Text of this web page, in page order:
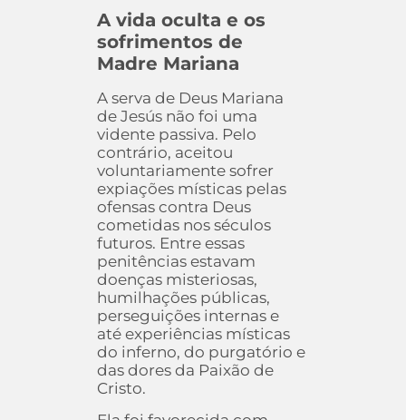
A vida oculta e os
sofrimentos de
Madre Mariana
A serva de Deus Mariana
de Jesús não foi uma
vidente passiva. Pelo
contrário, aceitou
voluntariamente sofrer
expiações místicas pelas
ofensas contra Deus
cometidas nos séculos
futuros. Entre essas
penitências estavam
doenças misteriosas,
humilhações públicas,
perseguições internas e
até experiências místicas
do inferno, do purgatório e
das dores da Paixão de
Cristo.